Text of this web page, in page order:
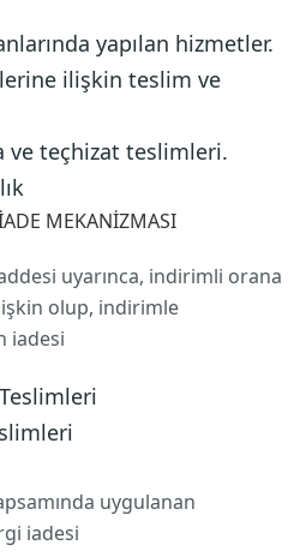
yapılan hizmetler.
ilişkin teslim ve
ve teçhizat teslimleri.
MEKANİZMASI
uyarınca, indirimli orana
olup, indirimle
iadesi
uygulanan
iadesi